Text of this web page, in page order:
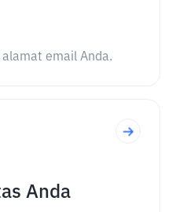
email Anda.
Anda